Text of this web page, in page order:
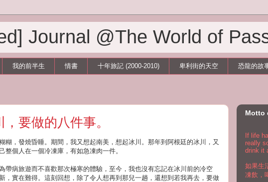
Journal @The World of
我的前半生 情書 十年旅記 (2000-2010) 卑利街的天空 恐龍的故
要做的八件事。
糊，發燒昏睡。期間，我又想起南美，想起冰川。那年到阿根廷的冰川，又
整個人在一個冷凍庫，有如急凍肉一件。
帶病旅遊而不喜歡那次極寒的體驗，至今，我也沒有忘記在冰川前的冷空
，實在難得。這刻回想，除了令人想再到那兒一趟，還想到若我再去，要做
Motto
If life
really
drink it
如果生
凍飲，